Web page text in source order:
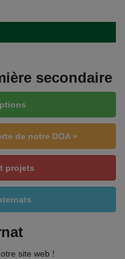
secondaire
de notre DOA »
projets
site web !